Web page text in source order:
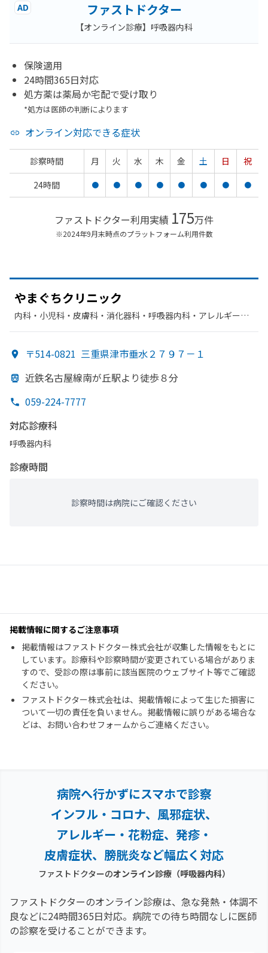
AD ファストドクター
【オンライン診療】呼吸器内科
保険適用
24時間365日対応
処方薬は薬局か宅配で受け取り
*処方は医師の判断によります
オンライン対応できる症状
診察時間 月 火 水 木 金 土 日
祝
24時間
● ● ● ● ● ● ● ●
ファストドクター利用実績 175万件
※2024年9月末時点のプラットフォーム利用件数
やまぐちクリニック
内科・​小児科・​皮膚科・​消化器科・​呼吸器内科・​アレルギー
〒514-0821 三重県津市垂水２７９７－１
近鉄名古屋線南が丘駅より徒歩８分
059-224-7777
対応診療科
呼吸器内科
診療時間
診察時間は病院にご確認ください
掲載情報に関するご注意事項
掲載情報はファストドクター株式会社が収集した情報をもとに
しています。診療科や診察時間が変更されている場合がありま
すので、受診の際は事前に該当医院のウェブサイト等でご確認
ください。
ファストドクター株式会社は、掲載情報によって生じた損害に
ついて一切の責任を負いません。掲載情報に誤りがある場合な
どは、お問い合わせフォームからご連絡ください。
病院へ行かずにスマホで診察
インフル・コロナ、風邪症状、
アレルギー・花粉症、 発疹・
皮膚症状、膀胱炎など幅広く対応
ファストドクターのオンライン診療（呼吸器内科）
ファストドクターのオンライン診療は、急な発熱・体調不
良などに24時間365日対応。 病院での待ち時間なしに医師
の診察を受けることができます。